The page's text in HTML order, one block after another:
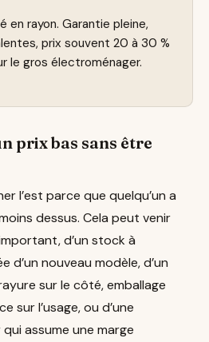
en rayon. Garantie pleine,
prix souvent 20 à 30 %
le gros électroménager.
prix bas sans être
l’est parce que quelqu’un a
dessus. Cela peut venir
d’un stock à
d’un nouveau modèle, d’un
sur le côté, emballage
sur l’usage, ou d’une
assume une marge